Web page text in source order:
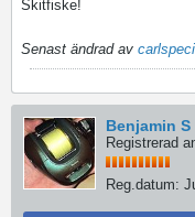
Skitfiske!
Senast ändrad av
Benjamin S
Registrerad
Reg.datum: